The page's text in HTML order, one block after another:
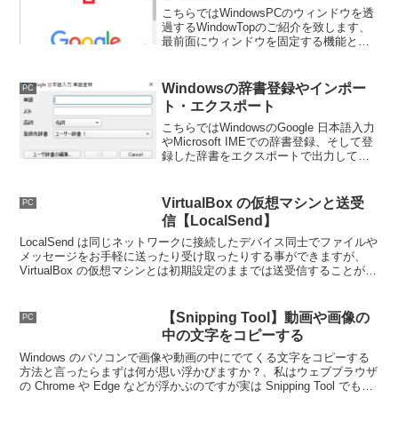
こちらではWindowsPCのウィンドウを透
過するWindowTopのご紹介を致します、
最前面にウィンドウを固定する機能とク
クスルーをオンにすれば動画を見ながら
他の作業を行うことも出来ます。
PC
Windowsの辞書登録やインポー
ト・エクスポート
こちらではWindowsのGoogle 日本語入力
やMicrosoft IMEでの辞書登録、そして登
録した辞書をエクスポートで出力して別
PC
VirtualBox の仮想マシンと送受
信【LocalSend】
LocalSend は同じネットワークに接続したデバイス同士でファイルや
メッセージをお手軽に送ったり受け取ったりする事ができますが、
VirtualBox の仮想マシンとは初期設定のままでは送受信することがで
PC
【Snipping Tool】動画や画像の
中の文字をコピーする
Windows のパソコンで画像や動画の中にでてくる文字をコピーする
方法と言ったらまずは何が思い浮かびますか？、私はウェブブラウザ
の Chrome や Edge などが浮かぶのですが実は Snipping Tool でもコ